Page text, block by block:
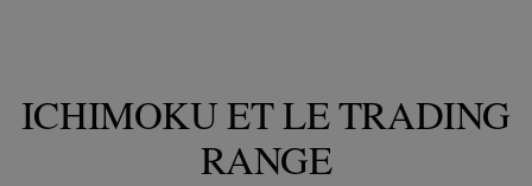
ICHIMOKU ET LE TRADING
RANGE